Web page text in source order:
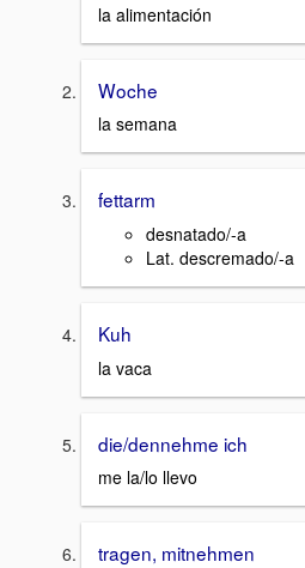
la alimentación
Woche
la semana
fettarm
desnatado/-a
Lat. descremado/-a
Kuh
la vaca
die/dennehme ich
me la/lo llevo
tragen, mitnehmen